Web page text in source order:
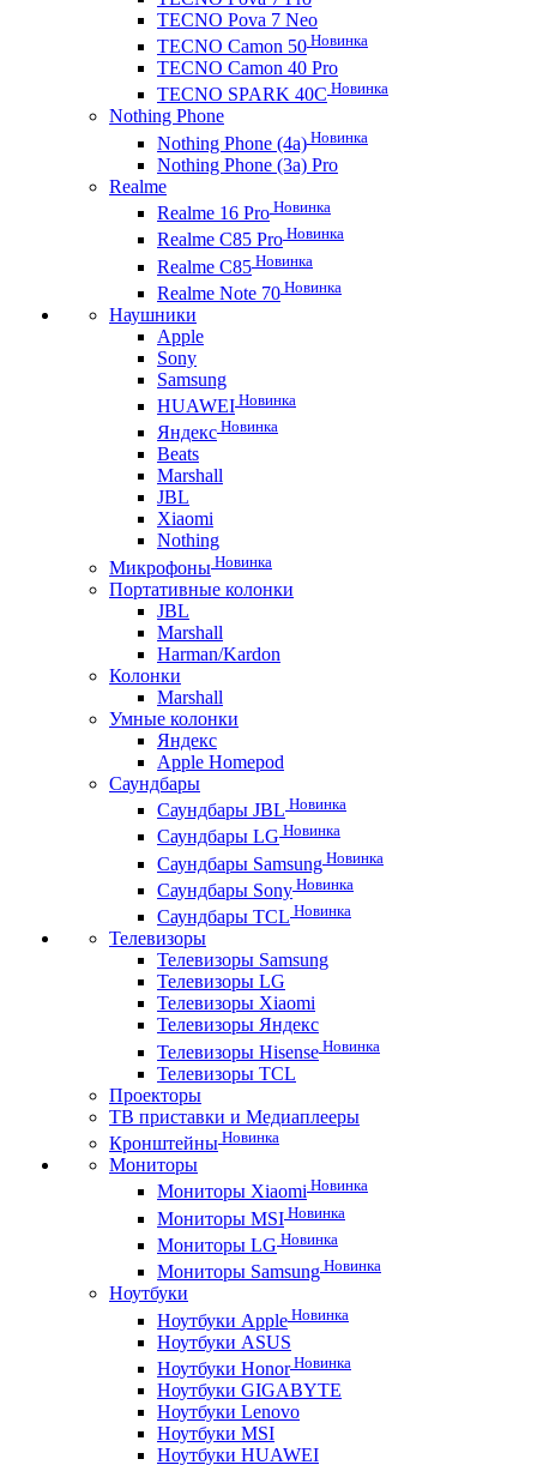
TECNO Pova 7 Neo
TECNO Camon 50 Новинка
TECNO Camon 40 Pro
TECNO SPARK 40C Новинка
Nothing Phone
Nothing Phone (4a) Новинка
Nothing Phone (3a) Pro
Realme
Realme 16 Pro Новинка
Realme C85 Pro Новинка
Realme C85 Новинка
Realme Note 70 Новинка
Наушники
Apple
Sony
Samsung
HUAWEI Новинка
Яндекс Новинка
Beats
Marshall
JBL
Xiaomi
Nothing
Микрофоны Новинка
Портативные колонки
JBL
Marshall
Harman/Kardon
Колонки
Marshall
Умные колонки
Яндекс
Apple Homepod
Саундбары
Саундбары JBL Новинка
Саундбары LG Новинка
Саундбары Samsung Новинка
Саундбары Sony Новинка
Саундбары TCL Новинка
Телевизоры
Телевизоры Samsung
Телевизоры LG
Телевизоры Xiaomi
Телевизоры Яндекс
Телевизоры Hisense Новинка
Телевизоры TCL
Проекторы
ТВ приставки и Медиаплееры
Кронштейны Новинка
Мониторы
Мониторы Xiaomi Новинка
Мониторы MSI Новинка
Мониторы LG Новинка
Мониторы Samsung Новинка
Ноутбуки
Ноутбуки Apple Новинка
Ноутбуки ASUS
Ноутбуки HonorНовинка
Ноутбуки GIGABYTE
Ноутбуки Lenovo
Ноутбуки MSI
Ноутбуки HUAWEI